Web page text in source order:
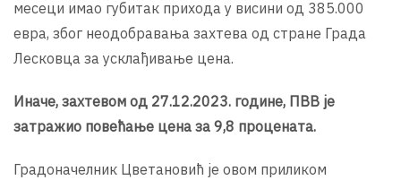
месеци имао губитак прихода у висини од 385.000
евра, због неодобравања захтева од стране Града
Лесковца за усклађивање цена.
Иначе, захтевом од 27.12.2023. године, ПВВ је
затражио повећање цена за 9,8 процената.
Градоначелник Цветановић је овом приликом